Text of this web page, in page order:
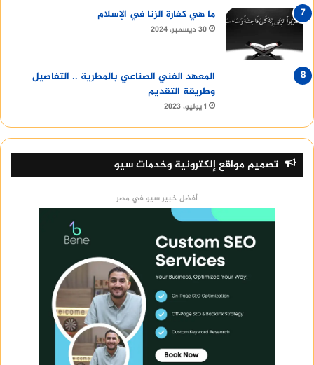
ما هي كفارة الزنا في الإسلام
30 ديسمبر، 2024
المعهد الفني الصناعي بالمطرية .. التفاصيل
وطريقة التقديم
1 يوليو، 2023
تصميم مواقع إلكترونية وخدمات سيو
أفضل خبير سيو في مصر